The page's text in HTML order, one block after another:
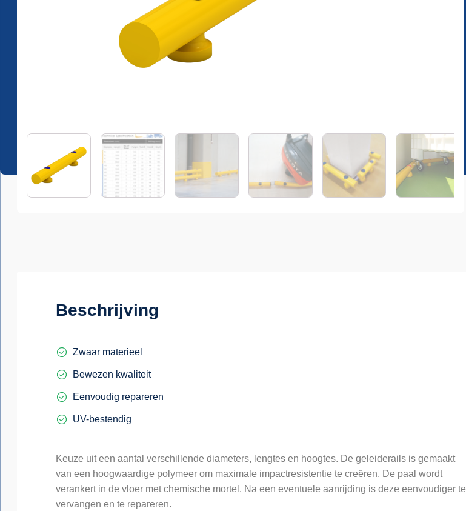
Beschrijving
Zwaar materieel
Bewezen kwaliteit
Eenvoudig repareren
UV-bestendig
Keuze uit een aantal verschillende diameters, lengtes en hoogtes. De geleiderails is gemaakt
van een hoogwaardige polymeer om maximale impactresistentie te creëren. De paal wordt
verankert in de vloer met chemische mortel. Na een eventuele aanrijding is deze eenvoudiger te
vervangen en te repareren.